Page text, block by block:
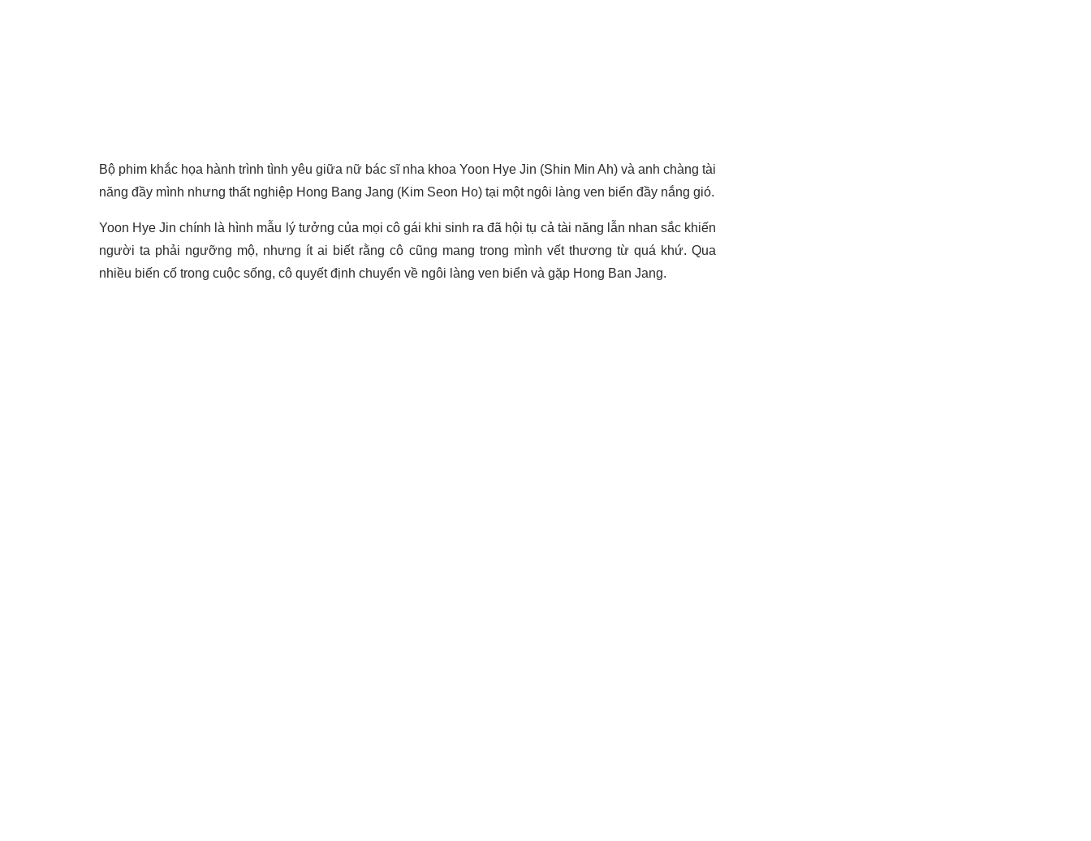
Bộ phim khắc họa hành trình tình yêu giữa nữ bác sĩ nha khoa Yoon Hye Jin (Shin Min Ah) và anh chàng tài
năng đầy mình nhưng thất nghiệp Hong Bang Jang (Kim Seon Ho) tại một ngôi làng ven biển đầy nắng gió.
Yoon Hye Jin chính là hình mẫu lý tưởng của mọi cô gái khi sinh ra đã hội tụ cả tài năng lẫn nhan sắc khiến
người ta phải ngưỡng mộ, nhưng ít ai biết rằng cô cũng mang trong mình vết thương từ quá khứ. Qua
nhiều biến cố trong cuộc sống, cô quyết định chuyển về ngôi làng ven biển và gặp Hong Ban Jang.